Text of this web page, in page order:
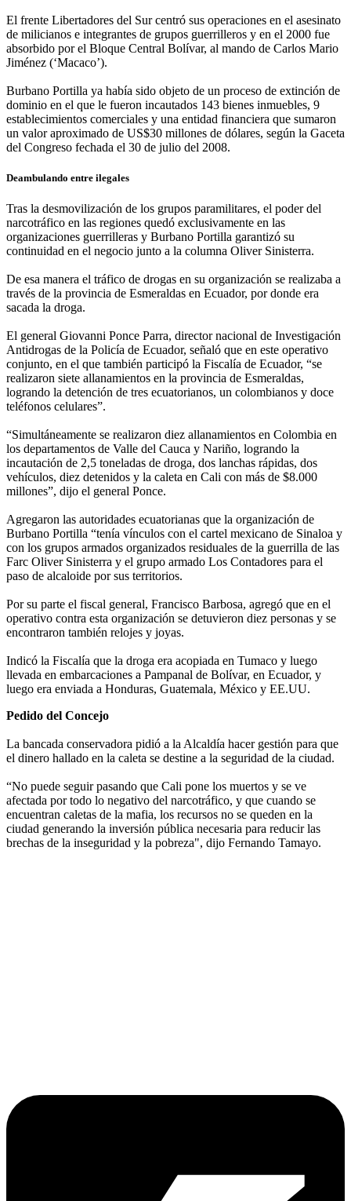
El frente Libertadores del Sur centró sus operaciones en el asesinato
de milicianos e integrantes de grupos guerrilleros y en el 2000 fue
absorbido por el Bloque Central Bolívar, al mando de Carlos Mario
Jiménez (‘Macaco’).
Burbano Portilla ya había sido objeto de un proceso de extinción de
dominio en el que le fueron incautados 143 bienes inmuebles, 9
establecimientos comerciales y una entidad financiera que sumaron
un valor aproximado de US$30 millones de dólares, según la Gaceta
del Congreso fechada el 30 de julio del 2008.
Deambulando entre ilegales
Tras la desmovilización de los grupos paramilitares, el poder del
narcotráfico en las regiones quedó exclusivamente en las
organizaciones guerrilleras y Burbano Portilla garantizó su
continuidad en el negocio junto a la columna Oliver Sinisterra.
De esa manera el tráfico de drogas en su organización se realizaba a
través de la provincia de Esmeraldas en Ecuador, por donde era
sacada la droga.
El general Giovanni Ponce Parra, director nacional de Investigación
Antidrogas de la Policía de Ecuador, señaló que en este operativo
conjunto, en el que también participó la Fiscalía de Ecuador, “se
realizaron siete allanamientos en la provincia de Esmeraldas,
logrando la detención de tres ecuatorianos, un colombianos y doce
teléfonos celulares”.
“Simultáneamente se realizaron diez allanamientos en Colombia en
los departamentos de Valle del Cauca y Nariño, logrando la
incautación de 2,5 toneladas de droga, dos lanchas rápidas, dos
vehículos, diez detenidos y la caleta en Cali con más de $8.000
millones”, dijo el general Ponce.
Agregaron las autoridades ecuatorianas que la organización de
Burbano Portilla “tenía vínculos con el cartel mexicano de Sinaloa y
con los grupos armados organizados residuales de la guerrilla de las
Farc Oliver Sinisterra y el grupo armado Los Contadores para el
paso de alcaloide por sus territorios.
Por su parte el fiscal general, Francisco Barbosa, agregó que en el
operativo contra esta organización se detuvieron diez personas y se
encontraron también relojes y joyas.
Indicó la Fiscalía que la droga era acopiada en Tumaco y luego
llevada en embarcaciones a Pampanal de Bolívar, en Ecuador, y
luego era enviada a Honduras, Guatemala, México y EE.UU.
Pedido del Concejo
La bancada conservadora pidió a la Alcaldía hacer gestión para que
el dinero hallado en la caleta se destine a la seguridad de la ciudad.
“No puede seguir pasando que Cali pone los muertos y se ve
afectada por todo lo negativo del narcotráfico, y que cuando se
encuentran caletas de la mafia, los recursos no se queden en la
ciudad generando la inversión pública necesaria para reducir las
brechas de la inseguridad y la pobreza", dijo Fernando Tamayo.